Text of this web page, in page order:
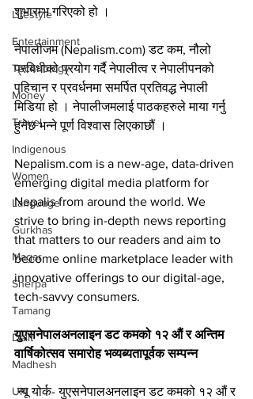
Lifestyle
Entertainment
Technology
Money
Travel
Indigenous
Women
Language
Gurkhas
Magar
Sherpa
Tamang
Dalit
Madhesh
UN
शुभारम्भ गरिएको हो ।
नेपालीजम (Nepalism.com) डट कम, नौलो
प्रबिधीको प्रयोग गर्दै नेपालीत्व र नेपालीपनको
पहिचान र प्रवर्धनमा समर्पित प्रतिवद्ध नेपाली
मिडिया हो । नेपालीजमलाई पाठकहरुले माया गर्नु
हुनेछ भन्ने पूर्ण विश्वास लिएकाछौं ।
Nepalism.com is a new-age, data-driven
emerging digital media platform for
Nepalis from around the world. We
strive to bring in-depth news reporting
that matters to our readers and aim to
become online marketplace leader with
innovative offerings to our digital-age,
tech-savvy consumers.
युएसनेपालअनलाइन डट कमको १२ औं र अन्तिम
वार्षिकोत्सव समारोह भव्यब्यतापूर्वक सम्पन्न
न्यू योर्क- युएसनेपालअनलाइन डट कमको १२ औं र